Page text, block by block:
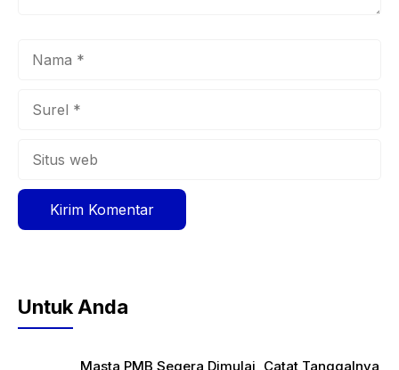
Untuk Anda
Masta PMB Segera Dimulai, Catat Tanggalnya